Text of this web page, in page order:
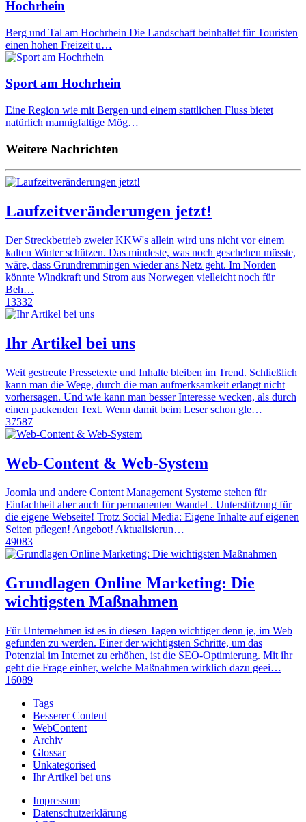
Hochrhein
Berg und Tal am Hochrhein Die Landschaft beinhaltet für Touristen
einen hohen Freizeit u…
Sport am Hochrhein
Eine Region wie mit Bergen und einem stattlichen Fluss bietet
natürlich mannigfaltige Mög…
Weitere Nachrichten
Laufzeitveränderungen jetzt!
Der Streckbetrieb zweier KKW's allein wird uns nicht vor einem
kalten Winter schützen. Das mindeste, was noch geschehen müsste,
wäre, dass Grundremmingen wieder ans Netz geht. Im Norden
könnte Windkraft und Strom aus Norwegen vielleicht noch für
Beh…
13332
Ihr Artikel bei uns
Weit gestreute Pressetexte und Inhalte bleiben im Trend. Schließlich
kann man die Wege, durch die man aufmerksamkeit erlangt nicht
vorhersagen. Und wie kann man besser Interesse wecken, als durch
einen packenden Text. Wenn damit beim Leser schon gle…
37587
Web-Content & Web-System
Joomla und andere Content Management Systeme stehen für
Einfachheit aber auch für permanenten Wandel . Unterstützung für
die eigene Webseite! Trotz Social Media: Eigene Inhalte auf eigenen
Seiten pflegen! Angebot! Aktualisierun…
49083
Grundlagen Online Marketing: Die
wichtigsten Maßnahmen
Für Unternehmen ist es in diesen Tagen wichtiger denn je, im Web
gefunden zu werden. Einer der wichtigsten Schritte, um das
Potenzial im Internet zu erhöhen, ist die SEO-Optimierung. Mit ihr
geht die Frage einher, welche Maßnahmen wirklich dazu geei…
16089
Tags
Besserer Content
WebContent
Archiv
Glossar
Unkategorised
Ihr Artikel bei uns
Impressum
Datenschutzerklärung